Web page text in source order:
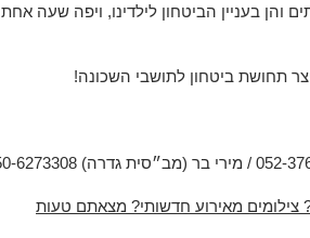
והן בעניין הביטחון לילדינו, ויפה שעה אחת
תחושת ביטחון לתושבי השכונה!
מאירוע חדשותי? מצאתם טעות